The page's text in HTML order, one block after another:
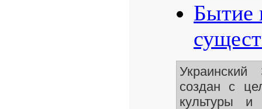
Бытие
создан с
культуры и